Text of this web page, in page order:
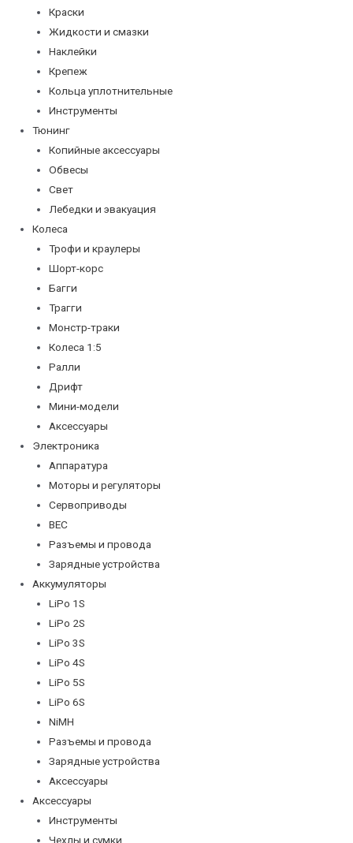
Краски
Жидкости и смазки
Наклейки
Крепеж
Кольца уплотнительные
Инструменты
Тюнинг
Копийные аксессуары
Обвесы
Свет
Лебедки и эвакуация
Колеса
Трофи и краулеры
Шорт-корс
Багги
Трагги
Монстр-траки
Колеса 1:5
Ралли
Дрифт
Мини-модели
Аксессуары
Электроника
Аппаратура
Моторы и регуляторы
Сервоприводы
BEC
Разъемы и провода
Зарядные устройства
Аккумуляторы
LiPo 1S
LiPo 2S
LiPo 3S
LiPo 4S
LiPo 5S
LiPo 6S
NiMH
Разъемы и провода
Зарядные устройства
Аксессуары
Аксессуары
Инструменты
Чехлы и сумки